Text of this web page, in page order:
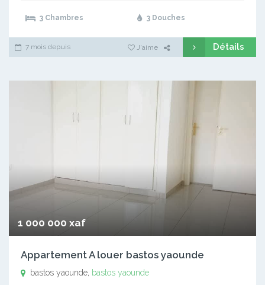
3 Chambres 3 Douches
7 mois depuis J'aime Détails
1 000 000 xaf
Appartement A louer bastos yaounde
bastos yaounde, bastos yaounde